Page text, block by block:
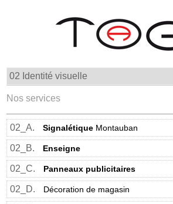
Nos services
02_A. Signalétique Montauban
02_B. Enseigne
02_C. Panneaux publicitaires
02_D. Décoration de magasin